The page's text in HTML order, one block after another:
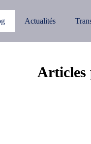
Actualités
Articles